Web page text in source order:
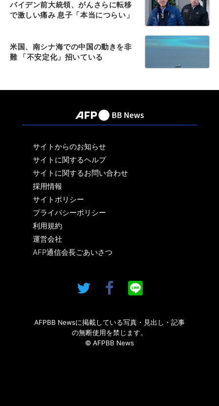
バイデン前大統領、がんさらに転移
で激しい痛み 息子「本当につらい」
米国、南シナ海での中国の動きを非
難 「不安定化」招いている
サイトからのお知らせ
サイトに関するヘルプ
サイトに関するお問い合わせ
採用情報
サイトポリシー
プライバシーポリシー
利用規約
運営会社
AFP通信会長ごあいさつ
AFPBB Newsに掲載している写真・見出し・記事
の無断使用を禁じます。
© AFPBB News